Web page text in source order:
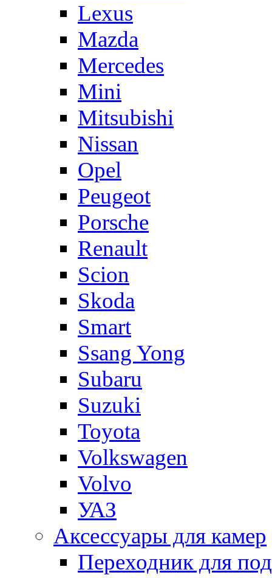
Lexus
Mazda
Mercedes
Mini
Mitsubishi
Nissan
Opel
Peugeot
Porsche
Renault
Scion
Skoda
Smart
Ssang Yong
Subaru
Suzuki
Toyota
Volkswagen
Volvo
УАЗ
Аксессуары для камер
Переходник для